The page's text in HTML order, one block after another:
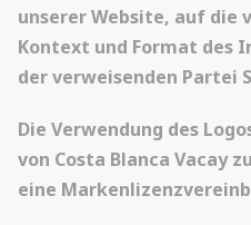
unserer Website, auf die
Kontext und Format des
der verweisenden Partei
Die Verwendung des
von Costa Blanca Vacay
eine